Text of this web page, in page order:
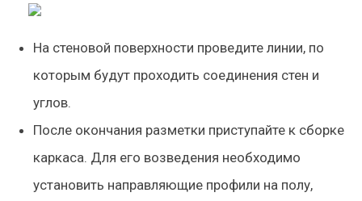
На стеновой поверхности проведите линии, по
которым будут проходить соединения стен и
углов.
После окончания разметки приступайте к сборке
каркаса. Для его возведения необходимо
установить направляющие профили на полу,